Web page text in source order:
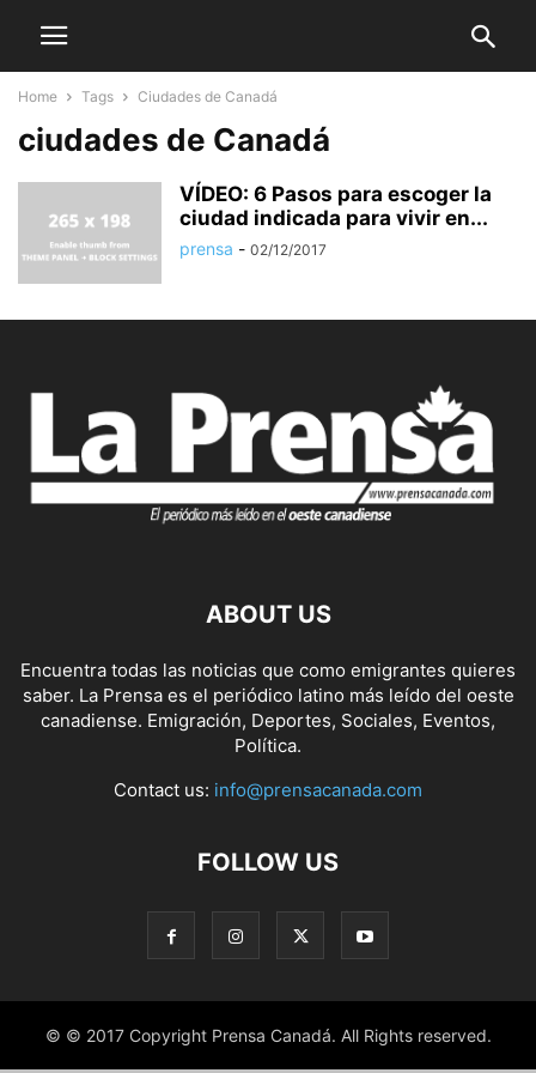
Home Tags Ciudades de Canadá
ciudades de Canadá
VÍDEO: 6 Pasos para escoger la
ciudad indicada para vivir en...
prensa - 02/12/2017
ABOUT US
Encuentra todas las noticias que como emigrantes quieres
saber. La Prensa es el periódico latino más leído del oeste
canadiense. Emigración, Deportes, Sociales, Eventos,
Política.
Contact us: info@prensacanada.com
FOLLOW US
© © 2017 Copyright Prensa Canadá. All Rights reserved.